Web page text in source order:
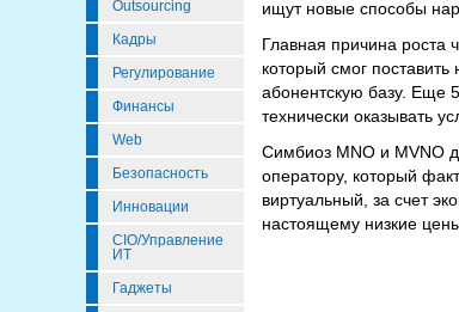
Outsourcing
Кадры
Регулирование
Финансы
Web
Безопасность
Инновации
CIO/Управление
ИТ
Гаджеты
ищут новые способы
Главная причина роста
который смог
абонентскую базу. Еще
технически оказывать
Симбиоз MNO и MVNO
оператору, который
виртуальный, за счет
настоящему низкие